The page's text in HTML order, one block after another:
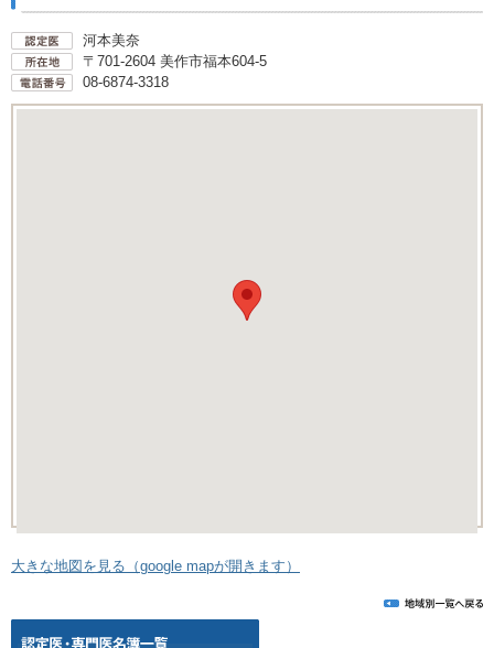
河本美奈
〒701-2604 美作市福本604-5
08-6874-3318
大きな地図を見る（google mapが開きます）